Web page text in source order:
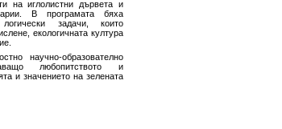
на иглолистни дървета и
В програмата бяха
задачи, които
екологичната култура
научно-образователно
любопитството и
и значението на зелената